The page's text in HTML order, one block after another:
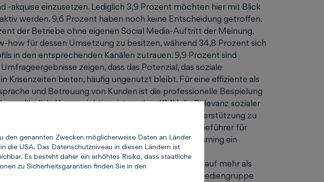
-akquise einzusetzen. Lediglich 3,9 Prozent möchten hier mit Blick
werden. 9,6 Prozent haben noch keine Entscheidung getroffen.
der Betriebe ohne eigenen Social Media-Auftritt der Meinung,
how für dessen Umsetzung zu besitzen, während 34,8 Prozent sich
in den entsprechenden Kanälen zutrauen. 9,9 Prozent sind
zeigen, dass das Potenzial, das soziale
Krisenzeiten bieten, häufig ungenutzt bleibt. Für eine effiziente als
und Betreuung von Kunden ist die professionelle Bespielung
unerlässlich. Umso wichtiger ist es, dass KMU die Relevanz sozialer
und bereit sind, sich unkomplizierte und zeitnahe Unterstützung zu
Civey ist Markt- und Technologieführer für
Das Berliner Startup hat mit Hilfe von Machine Learning ein
entwickelt, mit dem es repräsentative Befragungen
durchführt. Seine Nutzer erreicht Civey monatlich auf mehr als
denen unter anderem Spiegel Online, Welt, Funke Mediengruppe
genannten Zwecken möglicherweise Daten an Länder
die USA. Das Datenschutzniveau in diesen Ländern ist
Es besteht daher ein erhöhtes Risiko, dass staatliche
zu Sicherheitsgarantien finden Sie in den